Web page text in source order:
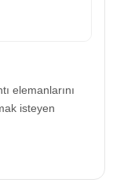
elemanlarını
isteyen